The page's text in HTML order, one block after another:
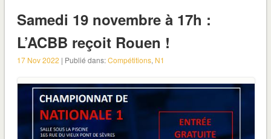
Samedi 19 novembre à 17h :
L’ACBB reçoit Rouen !
17 Nov 2022 | Publié dans:Compétitions, N1